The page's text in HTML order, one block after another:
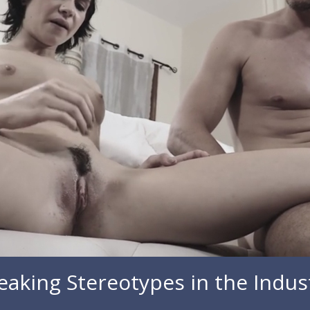
Stereotypes in the